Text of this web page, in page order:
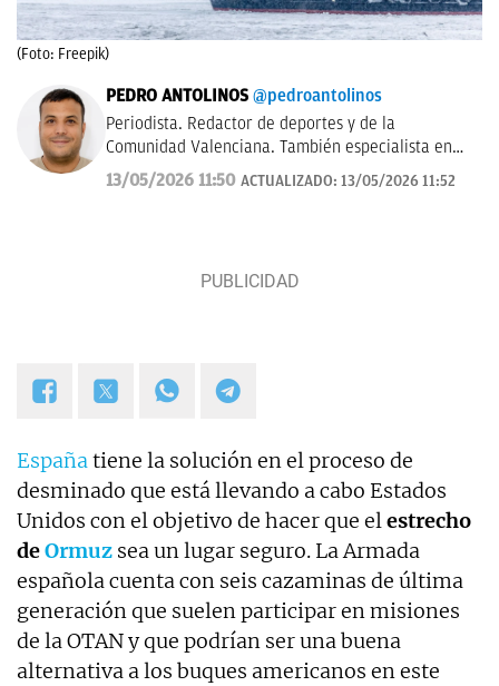
(Foto: Freepik)
PEDRO ANTOLINOS @pedroantolinos
Periodista. Redactor de deportes y de la
Comunidad Valenciana. También especialista en
SEO. En OKDIARIO desde 2017.
13/05/2026 11:50 ACTUALIZADO: 13/05/2026 11:52
Españatiene la solución en el proceso de
desminado que está llevando a cabo Estados
Unidos con el objetivo de hacer que elestrecho
deOrmuz sea un lugar seguro. La Armada
española cuenta con seis cazaminas de última
generación que suelen participar en misiones
de la OTAN y que podrían ser una buena
alternativa a los buques americanos en este